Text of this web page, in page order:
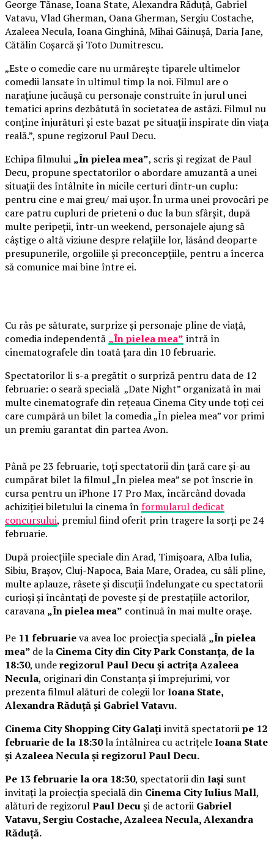
George Tănase, Ioana State, Alexandra Răduță, Gabriel
Vatavu, Vlad Gherman, Oana Gherman, Sergiu Costache,
Azaleea Necula, Ioana Ginghină, Mihai Găinușă, Daria Jane,
Cătălin Coșarcă și Toto Dumitrescu.
„Este o comedie care nu urmărește tiparele ultimelor
comedii lansate în ultimul timp la noi. Filmul are o
narațiune jucăușă cu personaje construite în jurul unei
tematici aprins dezbătută în societatea de astăzi. Filmul nu
conține înjurături și este bazat pe situații inspirate din viața
reală.”, spune regizorul Paul Decu.
Echipa filmului „În pielea mea”, scris și regizat de Paul
Decu, propune spectatorilor o abordare amuzantă a unei
situații des întâlnite în micile certuri dintr-un cuplu:
pentru cine e mai greu/ mai ușor. În urma unei provocări pe
care patru cupluri de prieteni o duc la bun sfârșit, după
multe peripeții, într-un weekend, personajele ajung să
câștige o altă viziune despre relațiile lor, lăsând deoparte
presupunerile, orgoliile și preconcepțiile, pentru a încerca
să comunice mai bine între ei.
Cu râs pe săturate, surprize și personaje pline de viață,
comedia independentă „În pielea mea” intră în
cinematografele din toată țara din 10 februarie.
Spectatorilor li s-a pregătit o surpriză pentru data de 12
februarie: o seară specială „Date Night” organizată în mai
multe cinematografe din rețeaua Cinema City unde toți cei
care cumpără un bilet la comedia „În pielea mea” vor primi
un premiu garantat din partea Avon.
Până pe 23 februarie, toți spectatorii din țară care și-au
cumpărat bilet la filmul „În pielea mea” se pot înscrie în
cursa pentru un iPhone 17 Pro Max, încărcând dovada
achiziției biletului la cinema înformularul dedicat
concursului, premiul fiind oferit prin tragere la sorți pe 24
februarie.
După proiecțiile speciale din Arad, Timișoara, Alba Iulia,
Sibiu, Brașov, Cluj-Napoca, Baia Mare, Oradea, cu săli pline,
multe aplauze, râsete și discuții îndelungate cu spectatorii
curioși și încântați de poveste și de prestațiile actorilor,
caravana „În pielea mea” continuă în mai multe orașe.
Pe 11 februarieva avea loc proiecția specială „În pielea
mea” de la Cinema City din City Park Constanța, de la
18:30, underegizorul Paul Decu și actrița Azaleea
Necula, originari din Constanța și împrejurimi, vor
prezenta filmul alături de colegii lorIoana State,
Alexandra Răduță și Gabriel Vatavu.
Cinema City Shopping City Galațiinvită spectatoriipe 12
februarie de la 18:30la întâlnirea cu actrițeleIoana State
și Azaleea Necula și regizorul Paul Decu.
Pe 13 februarie la ora 18:30, spectatorii dinIași sunt
invitați la proiecția specială din Cinema City Iulius Mall,
alături de regizorulPaul Decuși de actorii Gabriel
Vatavu, Sergiu Costache, Azaleea Necula, Alexandra
Răduță.